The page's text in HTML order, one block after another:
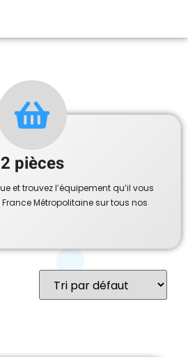
2 pièces
et trouvez l’équipement qu’il vous
Métropolitaine sur tous nos